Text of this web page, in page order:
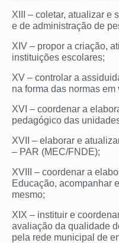
XIII – coletar, atualizar e
e de administração de
XIV – propor a criação,
instituições escolares;
XV – controlar a
na forma das normas
XVI – coordenar a
pedagógico das
XVII – elaborar e
– PAR (MEC/FNDE);
XVIII – coordenar a
Educação, acompanhar
mesmo;
XIX – instituir e
avaliação da qualidade
pela rede municipal de